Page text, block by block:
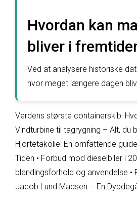
Hvordan kan
bliver i
Ved at analysere historiske
hvor meget længere dagen
Verdens største containerskib:
Vindturbine til tagrygning – Alt, du
Hjortetakolie: En omfattende
Tiden • Forbud mod dieselbiler i
blandingsforhold og anvendelse •
Jacob Lund Madsen – En